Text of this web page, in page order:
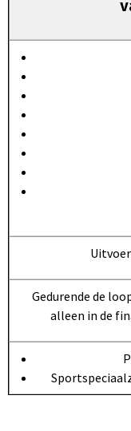
Gedurende de
alleen in de